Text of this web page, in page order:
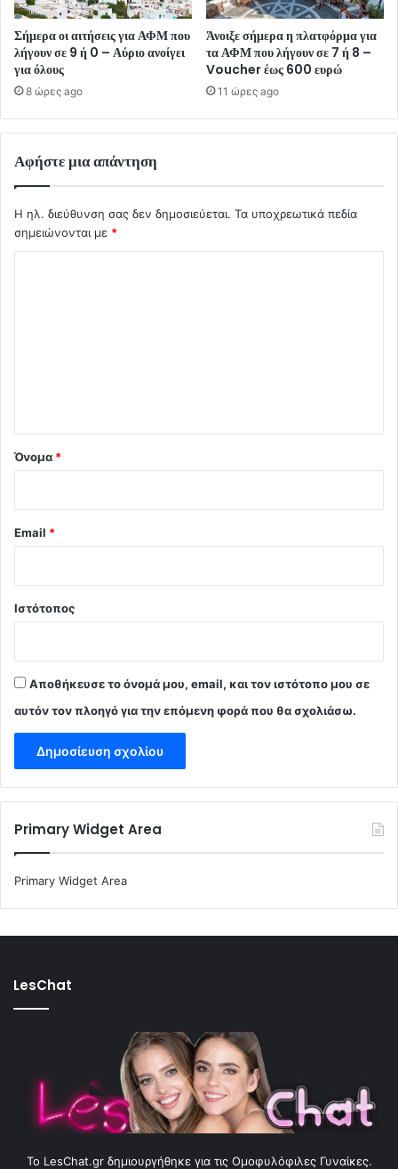
Σήμερα οι αιτήσεις για ΑΦΜ που
λήγουν σε 9 ή 0 – Αύριο ανοίγει
για όλους
8 ώρες ago
Άνοιξε σήμερα η πλατφόρμα για
τα ΑΦΜ που λήγουν σε 7 ή 8 –
Voucher έως 600 ευρώ
11 ώρες ago
Αφήστε μια απάντηση
Η ηλ. διεύθυνση σας δεν δημοσιεύεται. Τα υποχρεωτικά πεδία
σημειώνονται με *
Όνομα *
Email *
Ιστότοπος
Αποθήκευσε το όνομά μου, email, και τον ιστότοπο μου σε
αυτόν τον πλοηγό για την επόμενη φορά που θα σχολιάσω.
Primary Widget Area
Primary Widget Area
LesChat
To LesChat.gr δημιουργήθηκε για τις Ομοφυλόφιλες Γυναίκες.